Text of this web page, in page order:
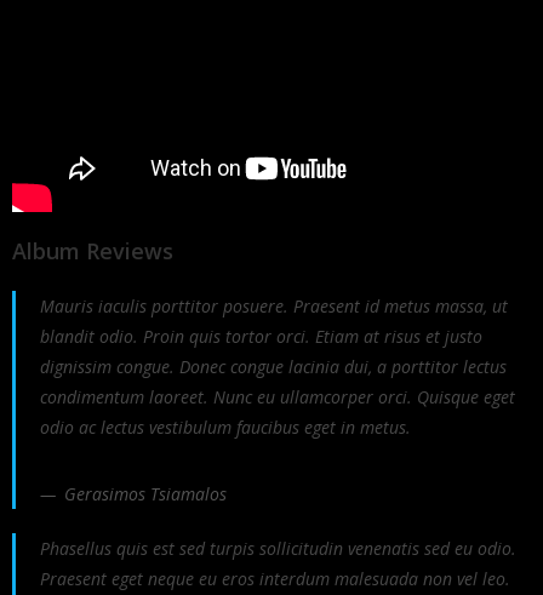
Album Reviews
Mauris iaculis porttitor posuere. Praesent id metus massa, ut
blandit odio. Proin quis tortor orci. Etiam at risus et justo
dignissim congue. Donec congue lacinia dui, a porttitor lectus
condimentum laoreet. Nunc eu ullamcorper orci. Quisque eget
odio ac lectus vestibulum faucibus eget in metus.
Gerasimos Tsiamalos
Phasellus quis est sed turpis sollicitudin venenatis sed eu odio.
Praesent eget neque eu eros interdum malesuada non vel leo.